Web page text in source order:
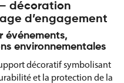
décoration
d’engagement
événements,
environnementales
décoratif symbolisant
et la protection de la